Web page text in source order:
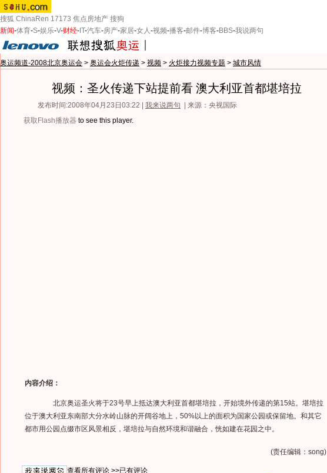
搜狐 ChinaRen 17173 焦点房地产 搜狗
新闻-体育-S-娱乐-V-财经- IT-汽车-房产-家居-女人-视频-播客-邮件-博客-BBS-我说两句
奥运频道-2008北京奥运会 > 奥运会火炬传递 > 视频 > 火炬接力视频专题 > 城市风情
视频：圣火传递下站提前看 澳大利亚首都堪培拉
发布时间:2008年04月23日03:22 | 我来说两句
| 来源：央视国际
获取Flash播放器 to see this player.
内容介绍：
北京奥运圣火将于23号早上抵达澳大利亚首都堪培拉，开始境外传递的第15站。堪培拉
位于澳大利亚东南部大分水岭山脉的开阔谷地上，50%以上的面积为国家公园或保留地。和其它
都市用公园点缀市区风景相反，堪培拉与自然环境和谐融合，恍如建在花园之中。
(责任编辑：song)
查看所有评论 >>已有评论